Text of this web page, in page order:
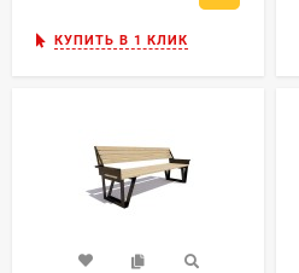
КУПИТЬ В 1 КЛИК